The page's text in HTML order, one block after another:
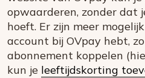
opwaarderen, zonder dat
hoeft. Er zijn meer
account bij OVpay hebt,
abonnement koppelen
kun je leeftijdskorting